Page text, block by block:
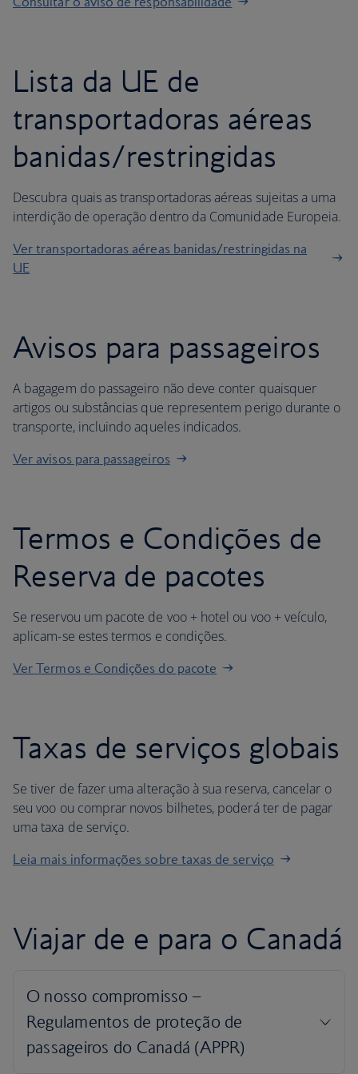
Lista da UE de
transportadoras aéreas
banidas/restringidas
Descubra quais as transportadoras aéreas sujeitas a uma
interdição de operação dentro da Comunidade Europeia.
Ver transportadoras aéreas banidas/restringidas na
UE
Avisos para passageiros
A bagagem do passageiro não deve conter quaisquer
artigos ou substâncias que representem perigo durante o
transporte, incluindo aqueles indicados.
Ver avisos para passageiros
Termos e Condições de
Reserva de pacotes
Se reservou um pacote de voo + hotel ou voo + veículo,
aplicam-se estes termos e condições.
Ver Termos e Condições do pacote
Taxas de serviços globais
Se tiver de fazer uma alteração à sua reserva, cancelar o
seu voo ou comprar novos bilhetes, poderá ter de pagar
uma taxa de serviço.
Leia mais informações sobre taxas de serviço
Viajar de e para o Canadá